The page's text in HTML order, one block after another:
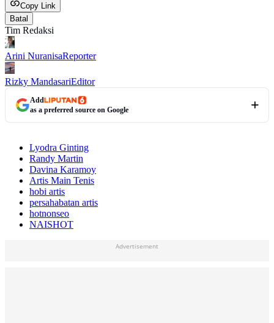
Copy Link
Batal
Tim Redaksi
Arini NuranisaReporter
Rizky MandasariEditor
Add
as a preferred source on Google
Lyodra Ginting
Randy Martin
Davina Karamoy
Artis Main Tenis
hobi artis
persahabatan artis
hotnonseo
NAISHOT
Advertisement